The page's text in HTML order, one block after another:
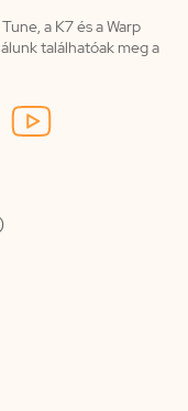
a K7 és a Warp
találhatóak meg a